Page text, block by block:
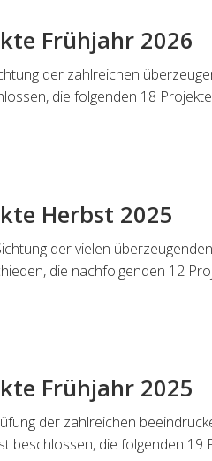
Frühjahr 2026
der zahlreichen
die folgenden 18
Herbst 2025
der vielen
die nachfolgenden 12
Frühjahr 2025
der zahlreichen
beschlossen, die folgenden